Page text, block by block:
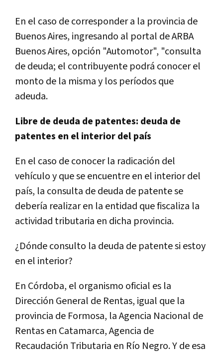
En el caso de corresponder a la provincia de
Buenos Aires, ingresando al portal de ARBA
Buenos Aires, opción "Automotor", "consulta
de deuda; el contribuyente podrá conocer el
monto de la misma y los períodos que
adeuda.
Libre de deuda de patentes: deuda de
patentes en el interior del país
En el caso de conocer la radicación del
vehículo y que se encuentre en el interior del
país, la consulta de deuda de patente se
debería realizar en la entidad que fiscaliza la
actividad tributaria en dicha provincia.
¿Dónde consulto la deuda de patente si estoy
en el interior?
En Córdoba, el organismo oficial es la
Dirección General de Rentas, igual que la
provincia de Formosa, la Agencia Nacional de
Rentas en Catamarca, Agencia de
Recaudación Tributaria en Río Negro. Y de esa